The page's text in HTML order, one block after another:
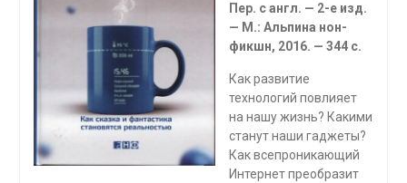
Пер. с англ. — 2-е изд.
— М.: Альпина нон-
фикшн, 2016. — 344 с.
Как развитие
технологий повлияет
на нашу жизнь? Какими
станут наши гаджеты?
Как всепроникающий
Интернет преобразит